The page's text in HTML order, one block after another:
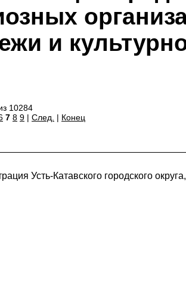
и
10284
7 8 9 | След. | Конец
Усть-Катавского городского